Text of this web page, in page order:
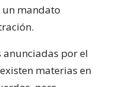
mandato
por el
materias en